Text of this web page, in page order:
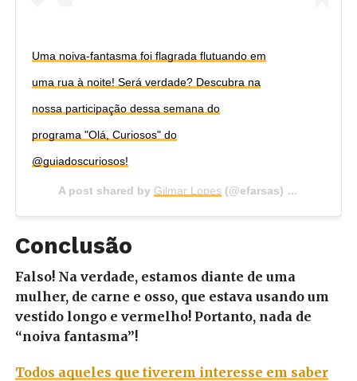
Uma noiva-fantasma foi flagrada flutuando em
uma rua à noite! Será verdade? Descubra na
nossa participação dessa semana do
programa "Olá, Curiosos" do
@guiadoscuriosos!
A post shared by Gilmar Lopes (@efarsas) on
Conclusão
Falso! Na verdade, estamos diante de uma
mulher, de carne e osso, que estava usando um
vestido longo e vermelho! Portanto, nada de
“noiva fantasma”!
Todos aqueles que tiverem interesse em saber